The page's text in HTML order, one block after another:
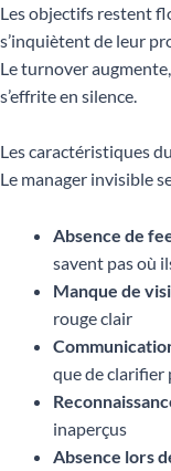
Les objectifs restent
s’inquiètent de leur
Le turnover
s’effrite en silence.
Les caractéristiques
Le manager invisible
Absence de
savent pas où
Manque de
rouge clair
que de
inaperçus
Absence lors